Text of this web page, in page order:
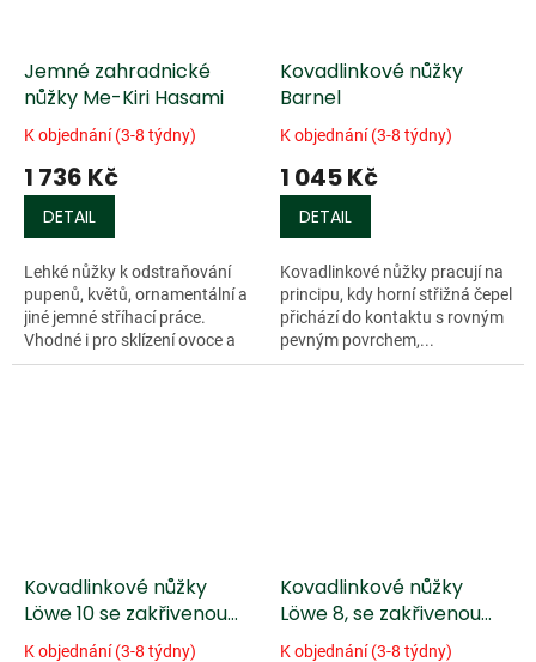
Jemné zahradnické
nůžky Me-Kiri Hasami
K objednání (3-8 týdny)
1 736 Kč
DETAIL
Lehké nůžky k odstraňování
pupenů, květů, ornamentální a
jiné jemné stříhací práce.
Vhodné i pro sklízení ovoce a
zeleniny. Selektivně kalená ocel,
Kovadlinkové nůžky
Barnel
K objednání (3-8 týdny)
1 045 Kč
DETAIL
Kovadlinkové nůžky pracují na
principu, kdy horní střižná čepel
přichází do kontaktu s rovným
pevným povrchem,...
Kovadlinkové nůžky
Löwe 10 se zakřivenou
čepelí
K objednání (3-8 týdny)
Kovadlinkové nůžky
Löwe 8, se zakřivenou
čepelí
K objednání (3-8 týdny)